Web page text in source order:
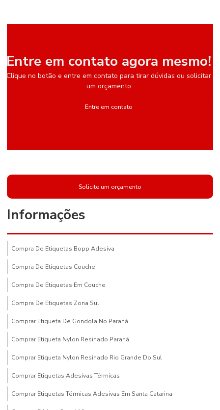
Entre em contato agora mesmo!
Clique no botão e entre em contato para tirar dúvidas ou solicitar
um orçamento
Entre em contato
Solicite um orçamento
Informações
Compra De Etiquetas Bopp Adesiva
Compra De Etiquetas Couche
Compra De Etiquetas Em Couche
Compra De Etiquetas Zona Sul
Comprar Etiqueta De Gondola No Paraná
Comprar Etiqueta Nylon Resinado Paraná
Comprar Etiqueta Nylon Resinado Rio Grande Do Sul
Comprar Etiquetas Adesivas Térmicas
Comprar Etiquetas Térmicas Adesivas Em Santa Catarina